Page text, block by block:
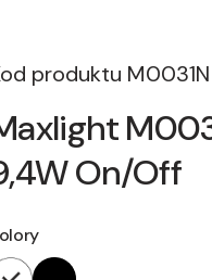
produktu M0031N
On/Off